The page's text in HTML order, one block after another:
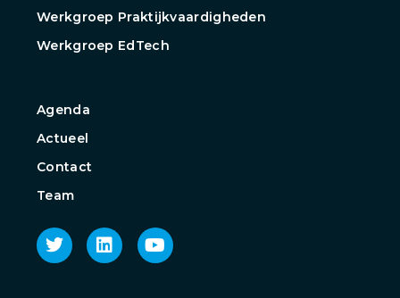
Werkgroep Praktijkvaardigheden
Werkgroep EdTech
Agenda
Actueel
Contact
Team